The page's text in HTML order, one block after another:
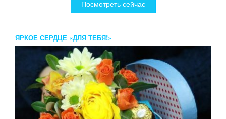
Посмотреть сейчас
ЯРКОЕ СЕРДЦЕ «ДЛЯ ТЕБЯ!»